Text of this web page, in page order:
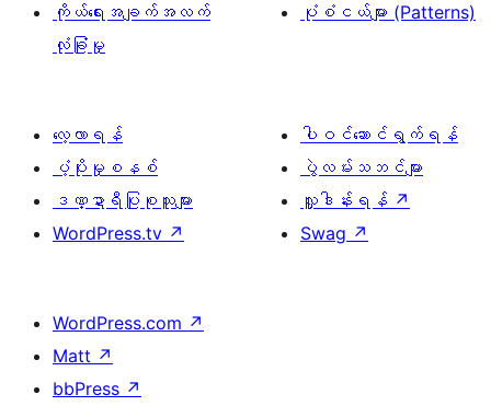
ကိုယ်ရေးအချက်အလက်
လုံခြုံမှု
ပုံစံငယ်များ (Patterns)
လေ့လာရန်
ပံ့ပိုးမှုစနစ်
ဒဏ္ဍာရီပြုစုသူများ
WordPress.tv ↗
ပါဝင်ဆောင်ရွက်ရန်
ပွဲလမ်းသဘင်များ
လှူဒါန်းရန် ↗
Swag ↗
WordPress.com ↗
Matt ↗
bbPress ↗